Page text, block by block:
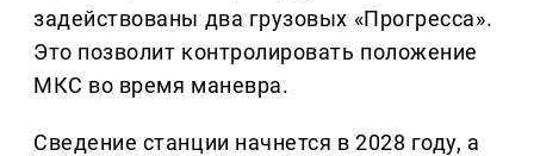
задействованы два грузовых «Прогресса».
Это позволит контролировать положение
МКС во время маневра.
Сведение станции начнется в 2028 году, а